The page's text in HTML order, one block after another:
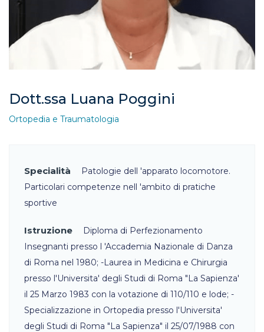
Dott.ssa Luana Poggini
Ortopedia e Traumatologia
Specialità
Patologie dell 'apparato locomotore.
Particolari competenze nell 'ambito di pratiche
sportive
Istruzione
Diploma di Perfezionamento
Insegnanti presso l 'Accademia Nazionale di Danza
di Roma nel 1980; -Laurea in Medicina e Chirurgia
presso l'Universita' degli Studi di Roma "La Sapienza'
il 25 Marzo 1983 con la votazione di 110/110 e lode; -
Specializzazione in Ortopedia presso l'Universita'
degli Studi di Roma "La Sapienza" il 25/07/1988 con